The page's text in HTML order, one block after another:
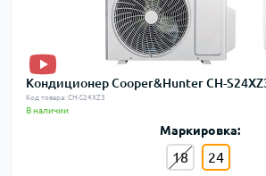
Кондиционер Cooper&Hunter CH-
Код товара: CH-S24XZ3
В наличии
Маркировка:
18 24